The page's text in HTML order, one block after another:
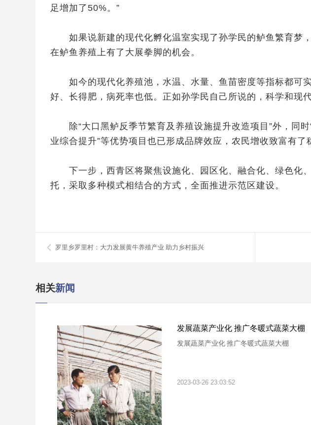
足增加了50%。”
如果说新建的现代化孵化温室实现了孙学民的鲈鱼繁育梦
在鲈鱼养殖上有了大展拳脚的机会。
如今的现代化养殖池，水温、水量、鱼苗密度等指标都可
好、长得肥，病死率也低。正如孙学民自己所说的，科学和现
除“大口黑鲈反季节繁育及养殖设施提升改造项目”外，同
业综合提升”等优势项目也已形成品牌效应，农民增收致富有了
下一步，西青区将聚焦设施化、园区化、融合化、绿色化
托，采取多种模式相结合的方式，全面推进示范区建设。
罗里乡罗里村：大力发展黄牛养殖产业 助力乡村振兴
相关新闻
发展蔬菜产业化 推广冬暖式蔬菜大棚
发展蔬菜产业化 推广冬暖式蔬菜大棚
2023-03-26 23:03:52